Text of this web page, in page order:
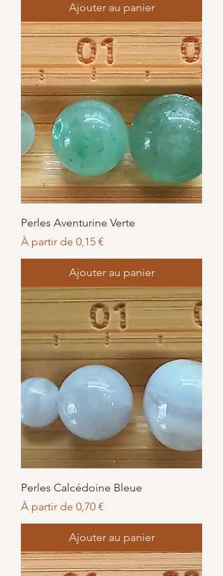
Ajouter au panier
Perles Aventurine Verte
À partir de 0,15 €
Prix promotionnel
Ajouter au panier
Perles Calcédoine Bleue
À partir de 0,70 €
Prix promotionnel
Ajouter au panier